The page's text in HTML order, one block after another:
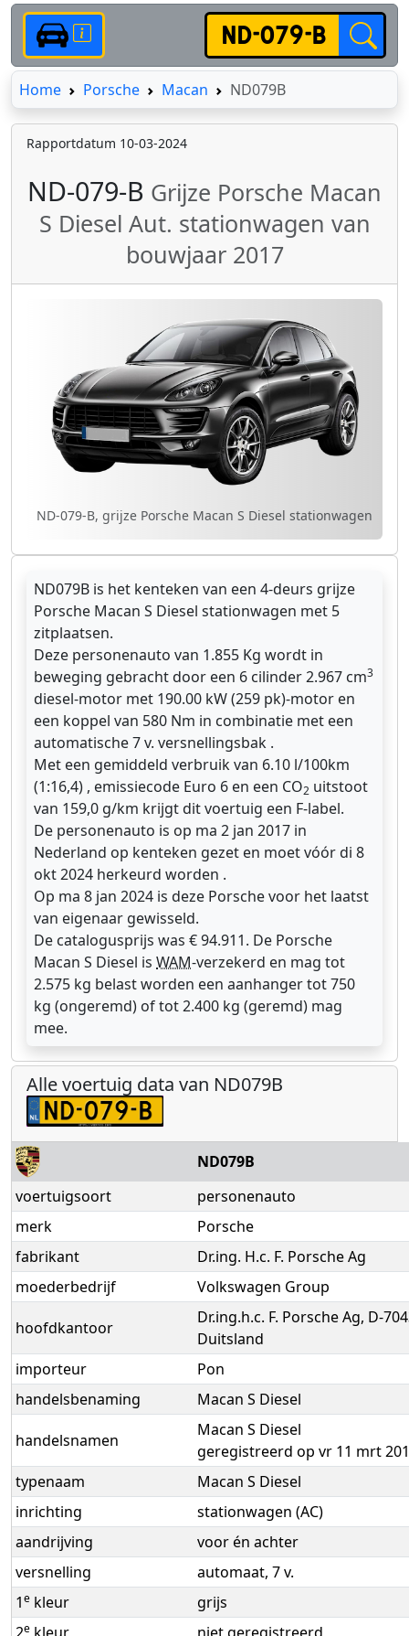
HomeHomePorsche Macan ND079B
Rapportdatum 10-03-2024
ND-079-B Grijze Porsche Macan
S Diesel Aut. stationwagen van
bouwjaar 2017
ND-079-B, grijze Porsche Macan S Diesel stationwagen
ND079B is het kenteken van een 4-deurs grijze
Porsche Macan S Diesel stationwagen met 5
zitplaatsen.
Deze personenauto van 1.855 Kg wordt in
beweging gebracht door een 6 cilinder 2.967 cm3
diesel-motor met 190.00 kW (259 pk)-motor en
een koppel van 580 Nm in combinatie met een
automatische 7 v. versnellingsbak .
Met een gemiddeld verbruik van 6.10 l/100km
(1:16,4) , emissiecode Euro 6 en een CO2 uitstoot
van 159,0 g/km krijgt dit voertuig een F-label.
De personenauto is op ma 2 jan 2017 in
Nederland op kenteken gezet en moet vóór di 8
okt 2024 herkeurd worden .
Op ma 8 jan 2024 is deze Porsche voor het laatst
van eigenaar gewisseld.
De catalogusprijs was € 94.911. De Porsche
Macan S Diesel is WAM-verzekerd en mag tot
2.575 kg belast worden een aanhanger tot 750
kg (ongeremd) of tot 2.400 kg (geremd) mag
mee.
Alle voertuig data van ND079B
ND079B
voertuigsoort
personenauto
merk
Porsche
fabrikant
Dr.ing. H.c. F. Porsche Ag
moederbedrijf
Volkswagen Group
hoofdkantoor
Dr.ing.h.c. F. Porsche Ag, D-
Duitsland
importeur
Pon
handelsbenaming
Macan S Diesel
handelsnamen
Macan S Diesel
geregistreerd op vr 11 mrt
typenaam
Macan S Diesel
inrichting
stationwagen (AC)
aandrijving
voor én achter
versnelling
automaat, 7 v.
1e kleur
grijs
e